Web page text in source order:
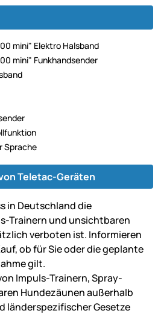
mini" Elektro Halsband
mini" Funkhandsender
Sprache
Teletac-Geräten
in Deutschland die
Trainern und unsichtbaren
verboten ist. Informieren
ob für Sie oder die geplante
gilt.
Impuls-Trainern, Spray-
Hundezäunen außerhalb
länderspezifischer Gesetze